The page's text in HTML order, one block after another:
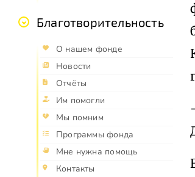
Благотворительность
О нашем фонде
Новости
Отчёты
Им помогли
Мы помним
Программы фонда
Мне нужна помощь
Контакты